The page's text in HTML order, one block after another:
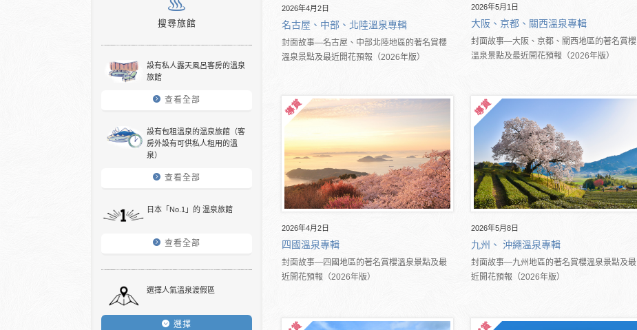
搜尋旅館
設有私人露天風呂客房的溫泉
旅館
查看全部
設有包租溫泉的溫泉旅館（客
房外設有可供私人租用的溫
泉）
查看全部
日本「No.1」的 溫泉旅館
查看全部
選擇人氣溫泉渡假區
選擇
2026年4月2日
名古屋、中部、北陸溫泉專輯
封面故事―名古屋、中部北陸地區的著名賞櫻
溫泉景點及最近開花預報（2026年版）
2026年5月1日
大阪、京都、關西溫泉專輯
封面故事―大阪、京都、關西地區的著名賞櫻
溫泉景點及最近開花預報（2026年版）
2026年4月2日
四國溫泉專輯
封面故事―四國地區的著名賞櫻溫泉景點及最
近開花預報（2026年版）
2026年5月8日
九州、 沖繩溫泉專輯
封面故事―九州地區的著名賞櫻溫泉景點及最
近開花預報（2026年版）